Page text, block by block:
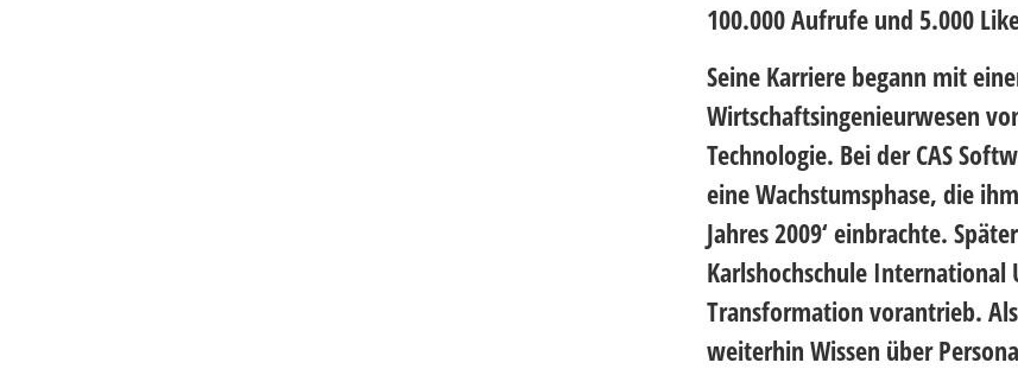
100.000 Aufrufe und 5.000
Seine Karriere begann mit
Wirtschaftsingenieurwesen
Technologie. Bei der CAS
eine Wachstumsphase, die
Jahres 2009‘ einbrachte.
Karlshochschule
Transformation vorantrieb.
weiterhin Wissen über